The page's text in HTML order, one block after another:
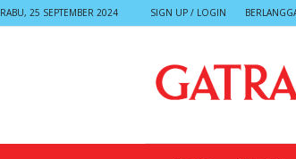
RABU, 25 SEPTEMBER 2024 SIGN UP / LOGIN